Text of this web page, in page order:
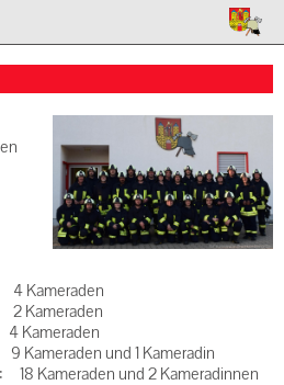
und 1 Kameradin
Kameraden und 2 Kameradinnen